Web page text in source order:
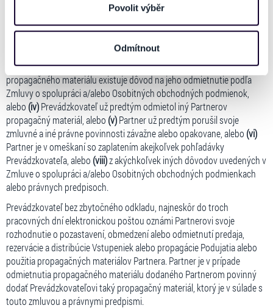
personalizaci obsahu a reklam. Tyto informace můžeme
také sdílet se svými partnery pro sociální média, inzerci
a analýzy. Partneři tyto údaje mohou zkombinovat s
dalšími informacemi, které jste jim poskytli nebo které
získali v důsledku toho, že používáte jejich služby. Jaké
typy cookies používáme, naleznete níže. Možnosti
zpracování upravíte zaškrtnutím příslušné varianty. Svoji
volbu můžete kdykoliv změnit v zápatí stránky v záložce
„Cookies a jejich nastavení“.
Povolit výběr
Odmítnout
propagačného materiálu v prípadoch,
ak takýto propagačný materiál(i)je v rozpore s pravidlami uvedenými v
nezodpovedá uzatvorenej dohode o jeho použití, alebo
Prevádzkovateľ má dôvodné pochybnosti o tom, že u tohto
propagačného materiálu existuje dôvod na jeho odmietnutie podľa
Zmluvy o spolupráci a/alebo Osobitných obchodných podmienok,
alebo (iv)Prevádzkovateľ už predtým odmietol iný Partnerov
propagačný materiál, alebo (v)Partner už predtým porušil svoje
zmluvné a iné právne povinnosti závažne alebo opakovane, alebo (vi)
Partner je v omeškaní so zaplatením akejkoľvek pohľadávky
Prevádzkovateľa, alebo (viii)z akýchkoľvek iných dôvodov uvedených v
Zmluve o spolupráci a/alebo Osobitných obchodných podmienkach
alebo právnych predpisoch.
Prevádzkovateľ bez zbytočného odkladu, najneskôr do troch
pracovných dní elektronickou poštou oznámi Partnerovi svoje
rozhodnutie o pozastavení, obmedzení alebo odmietnutí predaja,
rezervácie a distribúcie Vstupeniek alebo propagácie Podujatia alebo
použitia propagačných materiálov Partnera. Partner je v prípade
odmietnutia propagačného materiálu dodaného Partnerom povinný
dodať Prevádzkovateľovi taký propagačný materiál, ktorý je v súlade s
touto zmluvou a právnymi predpismi.